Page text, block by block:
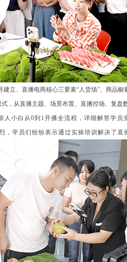
立、直播电商核心三要素“人货场”、商品
，从直播主题、场景布置、直播控场、复盘
人小白从0到1开播全流程，详细解答学
，学员们纷纷表示通过实操培训解决了直